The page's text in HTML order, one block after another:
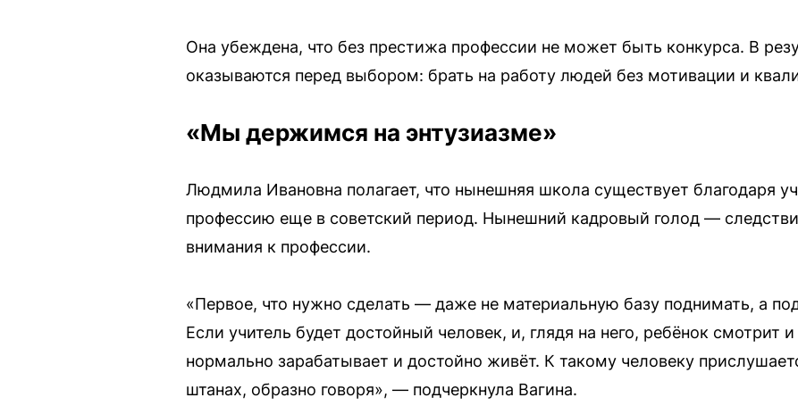
Она убеждена, что без престижа профессии не может быть конкурса. В
оказываются перед выбором: брать на работу людей без мотивации и
«Мы держимся на энтузиазме»
Людмила Ивановна полагает, что нынешняя школа существует благодаря
профессию еще в советский период. Нынешний кадровый голод —
внимания к профессии.
«Первое, что нужно сделать — даже не материальную базу поднимать, а
Если учитель будет достойный человек, и, глядя на него, ребёнок смотрит и
нормально зарабатывает и достойно живёт. К такому человеку
штанах, образно говоря», — подчеркнула Вагина.